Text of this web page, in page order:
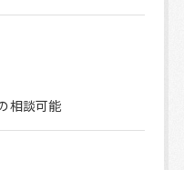
相談可能